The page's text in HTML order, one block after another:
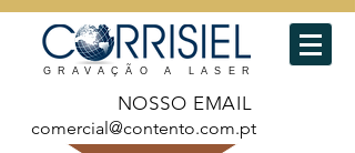
GRAVAÇÃO A LASER
NOSSO EMAIL
comercial@contento.com.pt